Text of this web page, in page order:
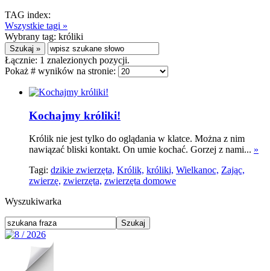
TAG index:
Wszystkie tagi »
Wybrany tag: króliki
Łącznie: 1 znalezionych pozycji.
Pokaż # wyników na stronie:
Kochajmy króliki!
Królik nie jest tylko do oglądania w klatce. Można z nim
nawiązać bliski kontakt. On umie kochać. Gorzej z nami... »
Tagi: dzikie zwierzęta, Królik, króliki, Wielkanoc, Zając,
zwierzę, zwierzęta, zwierzęta domowe
Wyszukiwarka